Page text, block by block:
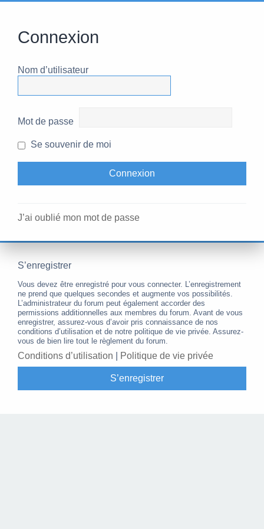
Connexion
Nom d’utilisateur
Mot de passe
Se souvenir de moi
J’ai oublié mon mot de passe
S’enregistrer
Vous devez être enregistré pour vous connecter. L’enregistrement
ne prend que quelques secondes et augmente vos possibilités.
L’administrateur du forum peut également accorder des
permissions additionnelles aux membres du forum. Avant de vous
enregistrer, assurez-vous d’avoir pris connaissance de nos
conditions d’utilisation et de notre politique de vie privée. Assurez-
vous de bien lire tout le règlement du forum.
Conditions d’utilisation Politique de vie privée
S’enregistrer